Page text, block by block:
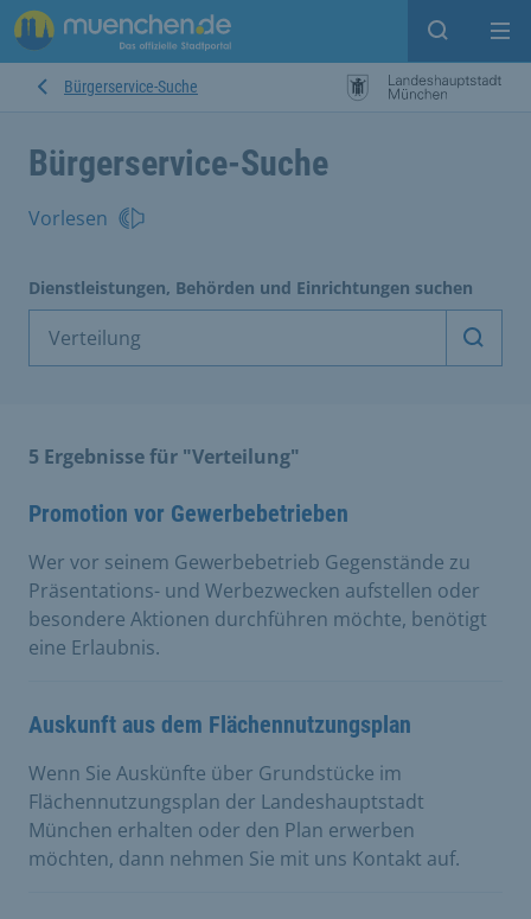
Suche
Bürgerservice-Suche
Bürgerservice-Suche
Vorlesen
Dienstleistungen, Behörden und Einrichtungen suchen
5 Ergebnisse für "Verteilung"
Promotion vor Gewerbebetrieben
Wer vor seinem Gewerbebetrieb Gegenstände zu
Präsentations- und Werbezwecken aufstellen oder
besondere Aktionen durchführen möchte, benötigt
eine Erlaubnis.
Auskunft aus dem Flächennutzungsplan
Wenn Sie Auskünfte über Grundstücke im
Flächennutzungsplan der Landeshauptstadt
München erhalten oder den Plan erwerben
möchten, dann nehmen Sie mit uns Kontakt auf.